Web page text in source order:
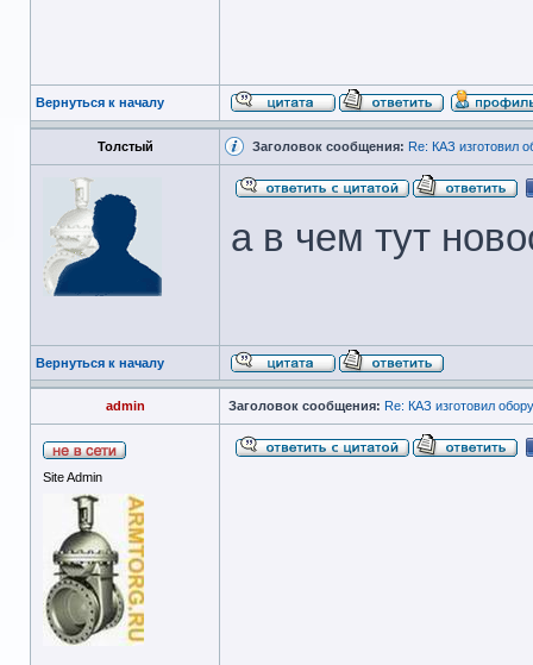
Вернуться к началу
Толстый Заголовок сообщения: Re: КАЗ изготовил
а в чем тут
Вернуться к началу
admin Заголовок сообщения: Re: КАЗ изготовил
Site Admin